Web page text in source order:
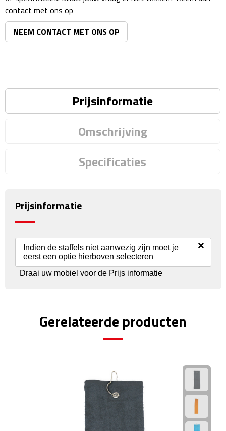
Reizen
Reisbekers
Bagageweegschalen
Reisstekkers
Paspoorthouders
Auto onderhoud
Auto telefoonhouders
contact met ons op
NEEM CONTACT MET ONS OP
Prijsinformatie
Omschrijving
Specificaties
Prijsinformatie
Indien de staffels niet aanwezig zijn moet je
eerst een optie hierboven selecteren
×
Draai uw mobiel voor de Prijs informatie
Gerelateerde producten